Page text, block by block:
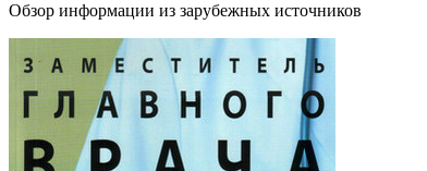
Обзор информации из зарубежных источников